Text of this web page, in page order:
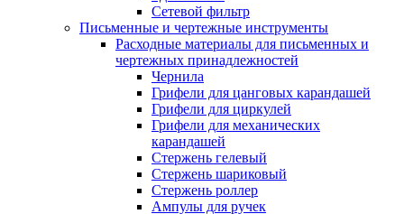
Сетевой фильтр
Письменные и чертежные инструменты
Расходные материалы для письменных и
чертежных принадлежностей
Чернила
Грифели для цанговых карандашей
Грифели для циркулей
Грифели для механических
карандашей
Стержень гелевый
Стержень шариковый
Стержень роллер
Ампулы для ручек